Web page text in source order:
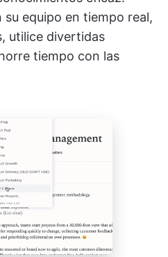
equipo en tiempo real,
utilice divertidas
tiempo con las